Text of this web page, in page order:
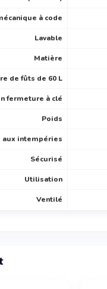
à code
Lavable
Matière
de fûts de 60 L
fermeture à clé
Poids
aux intempéries
Sécurisé
Utilisation
Ventilé